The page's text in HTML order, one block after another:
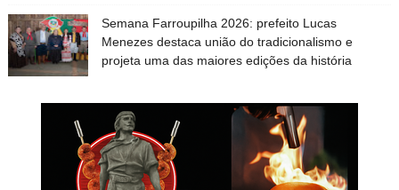
Semana Farroupilha 2026: prefeito Lucas
Menezes destaca união do tradicionalismo e
projeta uma das maiores edições da história